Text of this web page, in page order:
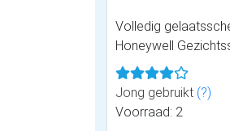
Volledig
Honeywell
Jong gebruikt (?)
Voorraad: 2